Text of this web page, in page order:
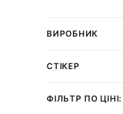
ВИРОБНИК
СТІКЕР
ФІЛЬТР ПО ЦІНІ: